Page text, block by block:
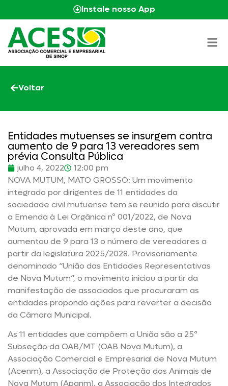
Instale nosso App
Voltar
Entidades mutuenses se insurgem contra
aumento de 9 para 13 vereadores sem
prévia Consulta Pública
julho 4, 2022
12:00 pm
NOVA MUTUM, MATO GROSSO: Um movimento
integrado por dirigentes de 11 entidades da
sociedade civil mutuense tem se reunido para discutir
a Emenda à Lei Orgânica nº 001/2022, de Nova
Mutum, aprovada em março deste ano, que
aumentou de 9 para 13 o número de vereadores a
partir da legislatura 2025/2028. Provisoriamente
denominado “União das Entidades Representativas
de Nova Mutum”, o movimento iniciou a partir da
manifestação de associados que procuraram as
entidades propondo ações para reverter a decisão
da Câmara Municipal.
As 11 entidades que compõem a União são a 25ª
Subseção da OAB/MT (OAB Nova Mutum), a
Associação Comercial e Empresarial de Nova Mutum
(Acenm), a Associação de Proteção dos Animais de
Nova Mutum (Apanm), a Associação dos Integrados